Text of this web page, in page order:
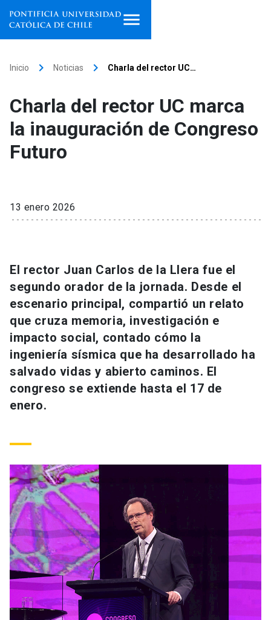
Facultades, escuelas e
institutos
Investigación
Extensión
Universidad
Información para keyboard_arrow_down
Futuros estudiantes
Estudiantes
Padres y familia
Vecinos launch
Go to english site launch
ACCESOS DIRECTOS
Admisión launch
Correo UC
Mi Portal UC launch
Medios Biblioteca
Donaciones launch
Inicio keyboard_arrow_right Noticias keyboard_arrow_right Charla del rector UC…
Charla del rector UC marca
la inauguración de Congreso
Futuro
13 enero 2026
El rector Juan Carlos de la Llera fue el
segundo orador de la jornada. Desde el
escenario principal, compartió un relato
que cruza memoria, investigación e
impacto social, contado cómo la
ingeniería sísmica que ha desarrollado ha
salvado vidas y abierto caminos. El
congreso se extiende hasta el 17 de
enero.